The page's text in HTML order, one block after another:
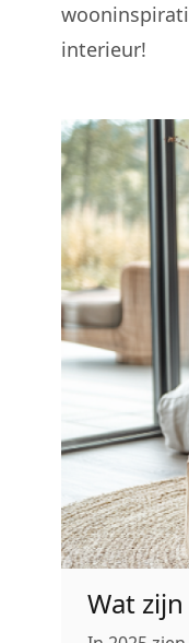
interieur!
Wat